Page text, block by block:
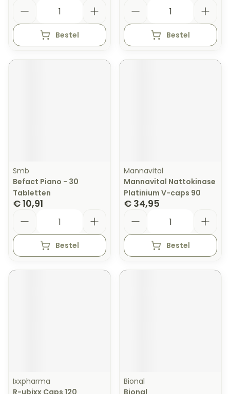
Bestel Bestel
Smb
Befact Piano - 30
Tabletten
€ 10,91
Bestel
Mannavital
Mannavital Nattokinase
Platinium V-caps 90
€ 34,95
Bestel
Ixxpharma
R-ubixx Caps 120
Bional
Bional